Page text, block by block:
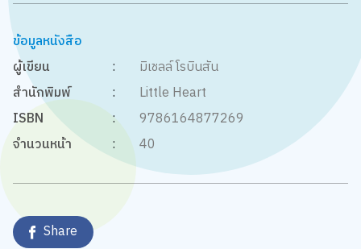
ข้อมูลหนังสือ
ผู้เขียน
:
มิเชลล์ โรบินสัน
สำนักพิมพ์
:
Little Heart
ISBN
:
9786164877269
จำนวนหน้า
: 40
Share